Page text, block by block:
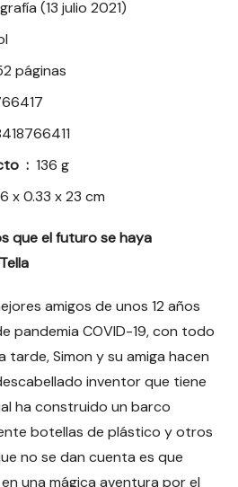
(13 julio 2021)
páginas
Peso del producto ‏ : ‎136 g
x 0.33 x 23 cm
que el futuro se haya
amigos de unos 12 años
pandemia COVID-19, con todo
tarde, Simon y su amiga hacen
inventor que tiene
ha construido un barco
botellas de plástico y otros
no se dan cuenta es que
una mágica aventura por el